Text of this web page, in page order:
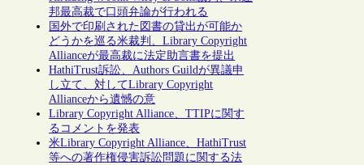
邦最高裁で口頭弁論が行われる
国外で印刷された図書の貸出が可能か
どうかを巡る米裁判、Library Copyright
Allianceが最高裁に法定助言書を提出
HathiTrust訴訟、Authors Guildが異議申
し立て、対してLibrary Copyright
Allianceから遺憾の意
Library Copyright Alliance、TTIPに関す
るコメントを発表
米Library Copyright Alliance、HathiTrust
等への著作権侵害訴訟問題に関する法